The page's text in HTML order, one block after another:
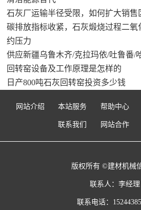
石灰厂运输半径受限，如何扩大销售
碳排放指标收紧，石灰煅烧过程二氧
约压力
供应新疆乌鲁木齐/克拉玛依/吐鲁番/
回转窑设备及工作原理是怎样的
日产800吨石灰回转窑投资多少钱
网站介绍 本站服务 帮助中心
联系我们 网站合作
版权所有 ©建材机械
联系人：李经理
联系电话：